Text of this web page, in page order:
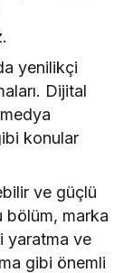
yenilikçi
Dijital
konular
ve güçlü
bölüm, marka
yaratma ve
gibi önemli